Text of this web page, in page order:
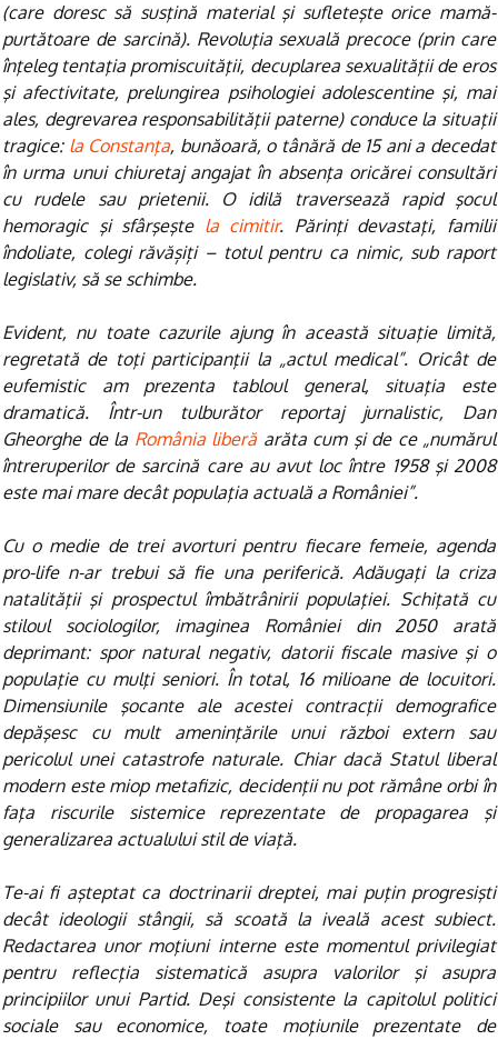
(care doresc să susţină material şi sufleteşte orice mamă-
purtătoare de sarcină). Revoluţia sexuală precoce (prin care
înţeleg tentaţia promiscuităţii, decuplarea sexualităţii de eros
şi afectivitate, prelungirea psihologiei adolescentine şi, mai
ales, degrevarea responsabilităţii paterne) conduce la situaţii
tragice: la Constanţa, bunăoară, o tânără de 15 ani a decedat
în urma unui chiuretaj angajat în absenţa oricărei consultări
cu rudele sau prietenii. O idilă traversează rapid şocul
hemoragic şi sfârşeşte la cimitir. Părinţi devastaţi, familii
îndoliate, colegi răvășiți – totul pentru ca nimic, sub raport
legislativ, să se schimbe.
Evident, nu toate cazurile ajung în această situaţie limită,
regretată de toţi participanţii la „actul medical”. Oricât de
eufemistic am prezenta tabloul general, situaţia este
dramatică. Într-un tulburător reportaj jurnalistic, Dan
Gheorghe de la România liberă arăta cum şi de ce „numărul
întreruperilor de sarcină care au avut loc între 1958 şi 2008
este mai mare decât populaţia actuală a României”.
Cu o medie de trei avorturi pentru fiecare femeie, agenda
pro-life n-ar trebui să fie una periferică. Adăugaţi la criza
natalităţii şi prospectul îmbătrânirii populaţiei. Schiţată cu
stiloul sociologilor, imaginea României din 2050 arată
deprimant: spor natural negativ, datorii fiscale masive şi o
populaţie cu mulţi seniori. În total, 16 milioane de locuitori.
Dimensiunile şocante ale acestei contracţii demografice
depăşesc cu mult ameninţările unui război extern sau
pericolul unei catastrofe naturale. Chiar dacă Statul liberal
modern este miop metafizic, decidenţii nu pot rămâne orbi în
faţa riscurile sistemice reprezentate de propagarea şi
generalizarea actualului stil de viaţă.
Te-ai fi aşteptat ca doctrinarii dreptei, mai puţin progresişti
decât ideologii stângii, să scoată la iveală acest subiect.
Redactarea unor moţiuni interne este momentul privilegiat
pentru reflecţia sistematică asupra valorilor şi asupra
principiilor unui Partid. Deşi consistente la capitolul politici
sociale sau economice, toate moţiunile prezentate de